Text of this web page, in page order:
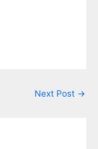
Next Post →